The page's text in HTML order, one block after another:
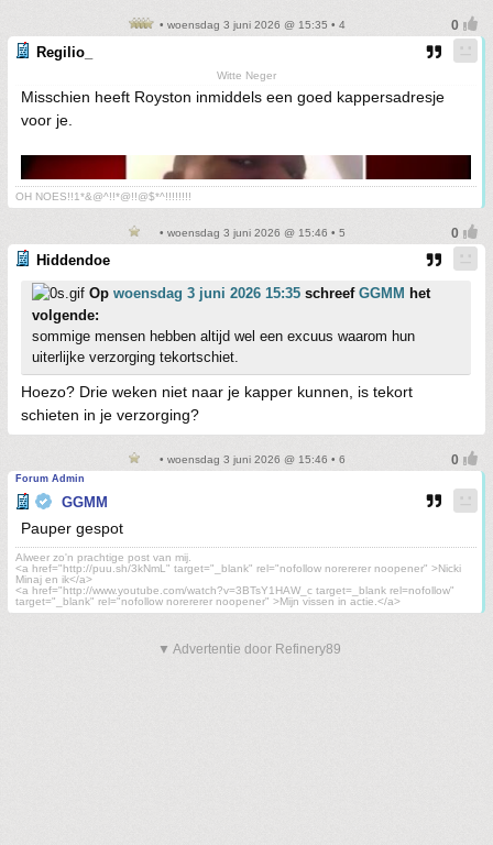
• woensdag 3 juni 2026 @ 15:35 • 4
Regilio_
Witte Neger
Misschien heeft Royston inmiddels een goed kappersadresje
voor je.
OH NOES!!1*&@^!!*@!!@$*^!!!!!!!!
• woensdag 3 juni 2026 @ 15:46 • 5
Hiddendoe
Op woensdag 3 juni 2026 15:35 schreef GGMM het
volgende:
sommige mensen hebben altijd wel een excuus waarom hun
uiterlijke verzorging tekortschiet.
Hoezo? Drie weken niet naar je kapper kunnen, is tekort
schieten in je verzorging?
• woensdag 3 juni 2026 @ 15:46 • 6
Forum Admin
GGMM
Pauper gespot
Alweer zo'n prachtige post van mij.
<a href="http://puu.sh/3kNmL" target="_blank" rel="nofollow norererer noopener" >Nicki
Minaj en ik</a>
<a href="http://www.youtube.com/watch?v=3BTsY1HAW_c target=_blank rel=nofollow"
target="_blank" rel="nofollow norererer noopener" >Mijn vissen in actie.</a>
▼ Advertentie door Refinery89